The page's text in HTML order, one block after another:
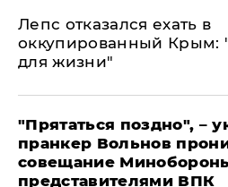
Лепс отказался ехать в
оккупированный Крым:
для жизни"
"Прятаться поздно", –
пранкер Вольнов
совещание
представителями ВПК